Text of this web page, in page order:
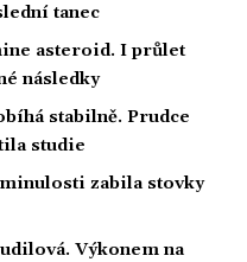
tanec
asteroid. I průlet
následky
stabilně. Prudce
studie
minulosti zabila stovky
Výkonem na